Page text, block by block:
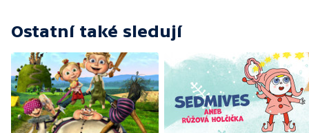
Ostatní také sledují